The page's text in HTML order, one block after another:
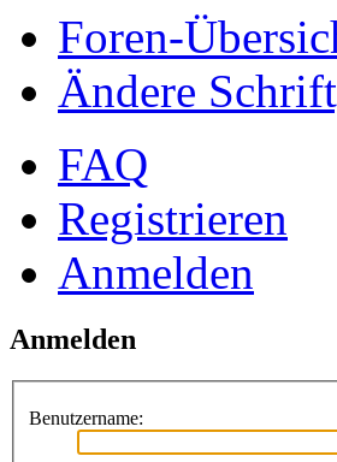
Foren-
Ändere
FAQ
Registrieren
Anmelden
Anmelden
Benutzername: